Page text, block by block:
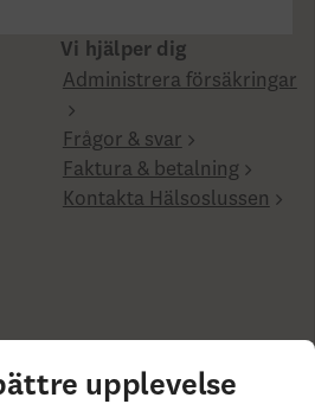
Vi hjälper dig
Administrera försäkringar
Frågor & svar
Faktura & betalning
Kontakta Hälsoslussen
upplevelse